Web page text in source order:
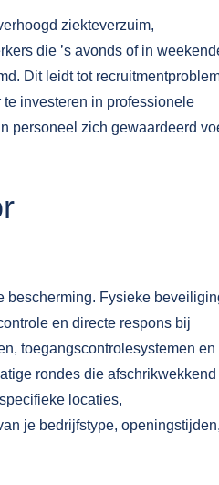
ziekteverzuim,
die ’s avonds of in
Dit leidt tot
investeren in professionele
personeel zich gewaardeerd
bescherming. Fysieke
en directe respons bij
toegangscontrolesystemen en
rondes die afschrikwekkend
locaties,
je bedrijfstype, openingstijden,